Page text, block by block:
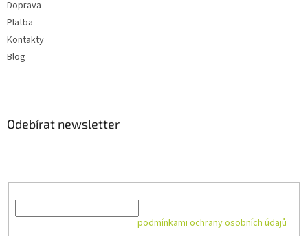
Doprava
Platba
Kontakty
Blog
Odebírat newsletter
podmínkami ochrany osobních údajů